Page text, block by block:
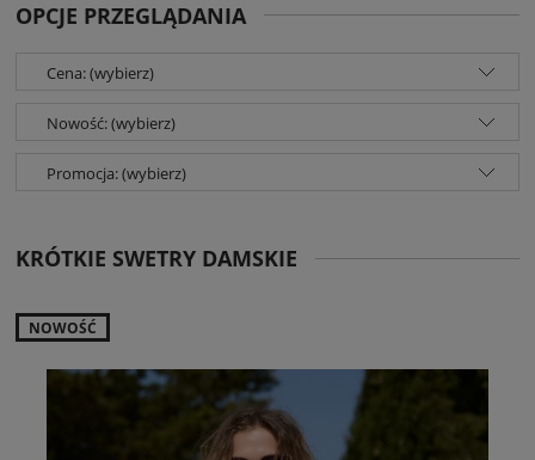
OPCJE PRZEGLĄDANIA
Cena: (wybierz)
Nowość: (wybierz)
Promocja: (wybierz)
KRÓTKIE SWETRY DAMSKIE
NOWOŚĆ